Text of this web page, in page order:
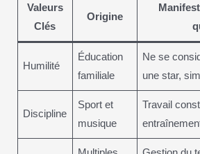
Valeurs
Clés
Origine
Humilité
Éducation
familiale
Ne se
une star,
Discipline
Sport et
musique
Travail